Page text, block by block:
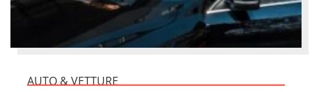
AUTO & VETTURE